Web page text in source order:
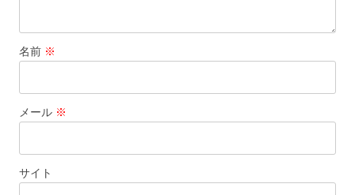
名前 ※
メール ※
サイト